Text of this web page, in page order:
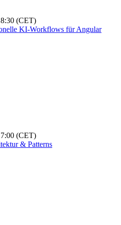
(CET)
KI-Workflows für Angular
(CET)
& Patterns